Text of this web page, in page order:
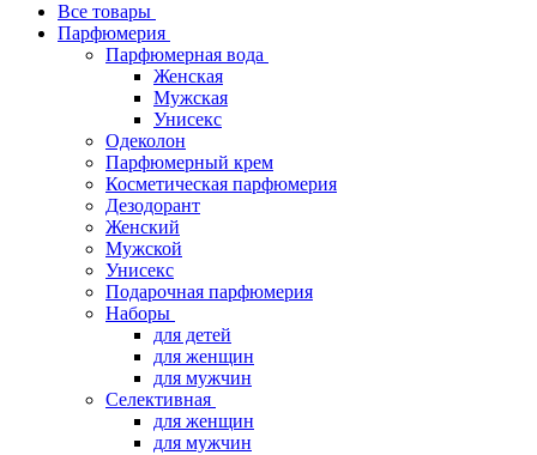
Все товары
Парфюмерия
Парфюмерная вода
Женская
Мужская
Унисекс
Одеколон
Парфюмерный крем
Косметическая парфюмерия
Дезодорант
Женский
Мужской
Унисекс
Подарочная парфюмерия
Наборы
для детей
для женщин
для мужчин
Селективная
для женщин
для мужчин